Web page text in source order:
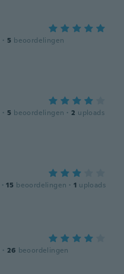
· 5 beoordelingen
· 5 beoordelingen · 2 uploads
· 15 beoordelingen · 1 uploads
· 26 beoordelingen